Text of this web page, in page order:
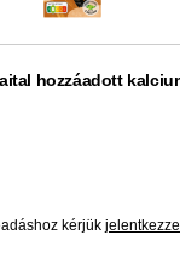
hozzáadott
kérjük